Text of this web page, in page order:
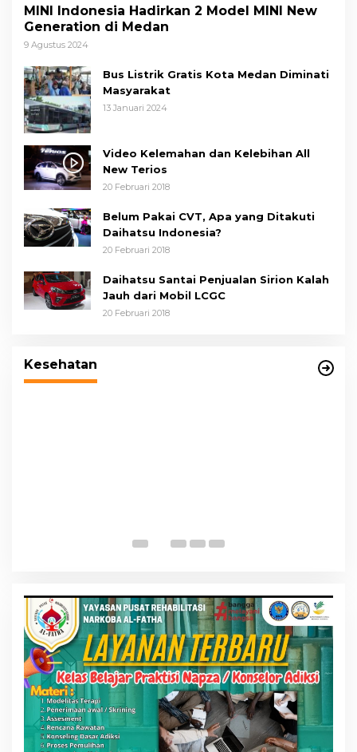
MINI Indonesia Hadirkan 2 Model MINI New
Generation di Medan
9 Agustus 2024
Bus Listrik Gratis Kota Medan Diminati
Masyarakat
13 Januari 2024
Video Kelemahan dan Kelebihan All
New Terios
20 Februari 2018
Belum Pakai CVT, Apa yang Ditakuti
Daihatsu Indonesia?
20 Februari 2018
Daihatsu Santai Penjualan Sirion Kalah
Jauh dari Mobil LCGC
20 Februari 2018
Kesehatan